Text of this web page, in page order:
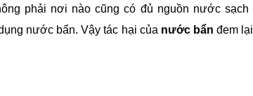
phải nơi nào cũng có đủ nguồn nước
nước bẩn. Vậy tác hại của nước bẩn đem